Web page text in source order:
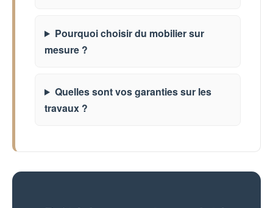
Pourquoi choisir du mobilier sur
mesure ?
Quelles sont vos garanties sur les
travaux ?